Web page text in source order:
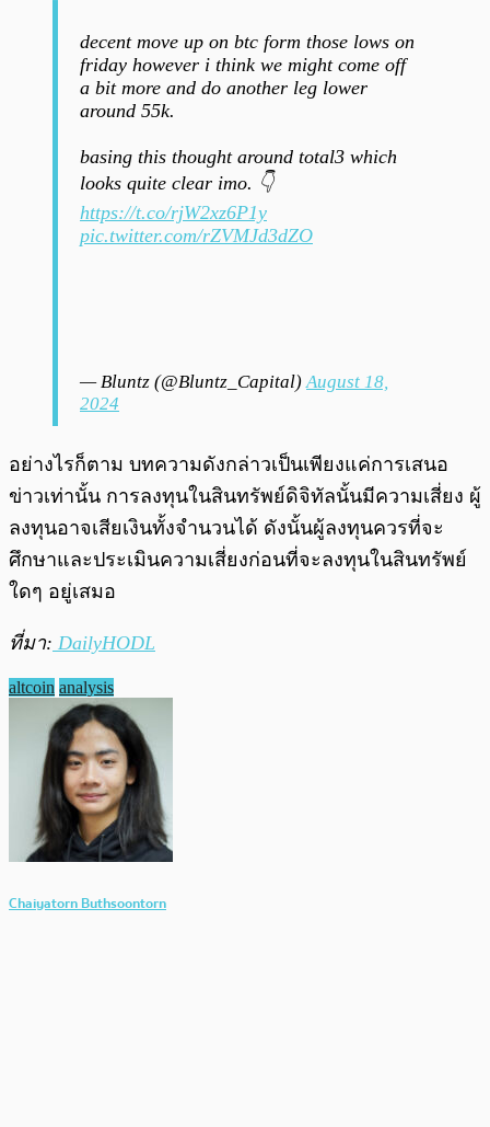
decent move up on btc form those lows on
friday however i think we might come off
a bit more and do another leg lower
around 55k.
basing this thought around total3 which
looks quite clear imo. 👇
https://t.co/rjW2xz6P1y
pic.twitter.com/rZVMJd3dZO
— Bluntz (@Bluntz_Capital)August 18,
2024
อย่างไรก็ตาม บทความดังกล่าวเป็นเพียงแค่การเสนอ
ข่าวเท่านั้น การลงทุนในสินทรัพย์ดิจิทัลนั้นมีความเสี่ยง ผู้
ลงทุนอาจเสียเงินทั้งจำนวนได้ ดังนั้นผู้ลงทุนควรที่จะ
ศึกษาและประเมินความเสี่ยงก่อนที่จะลงทุนในสินทรัพย์
ใดๆ อยู่เสมอ
ที่มา: DailyHODL
altcoin analysis
Chaiyatorn Buthsoontorn